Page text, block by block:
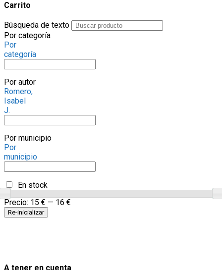
Carrito
Búsqueda de texto
Por categoría
Por
categoría
Por autor
Romero,
Isabel
J.
Por municipio
Por
municipio
En stock
Precio: 15 € — 16 €
Re-inicializar
A tener en cuenta